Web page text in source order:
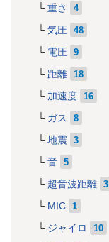
重さ 4
気圧 48
電圧 9
距離 18
加速度 16
ガス 8
地震 3
音 5
超音波距離 3
MIC 1
ジャイロ 10